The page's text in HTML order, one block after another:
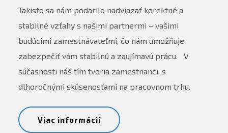
Takisto sa nám podarilo nadviazať korektné a
stabilné vzťahy s našimi partnermi – vašimi
budúcimi zamestnávateľmi, čo nám umožňuje
zabezpečiť vám stabilnú a zaujímavú prácu. V
súčasnosti náš tím tvoria zamestnanci, s
dlhoročnými skúsenosťami na pracovnom trhu.
Viac informácií